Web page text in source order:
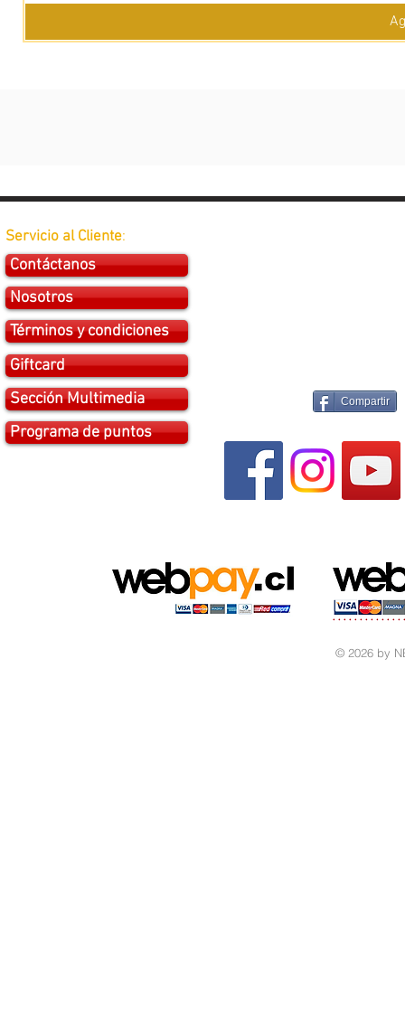
Servicio al Cliente:
Contáctanos
Nosotros
Términos y condiciones
Giftcard
Sección Multimedia
Programa de puntos
Compartir
© 2026 by